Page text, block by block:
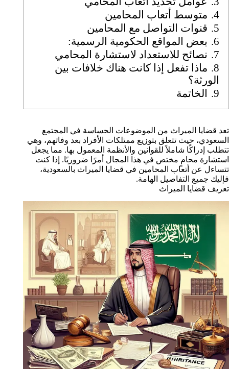
4. متوسط أتعاب المحامين
5.
قنوات التواصل مع المحامين
6.
بعض المواقع الحكومية الرسمية:
7.
نصائح للاستعداد لاستشارة المحامي
8. ماذا تفعل إذا كانت هناك خلافات بين
الورثة؟
9.
الخاتمة
تعد قضايا الميراث من الموضوعات الحساسة في المجتمع
السعودي، حيث تتعلق بتوزيع ممتلكات الأفراد بعد وفاتهم، وهي
تتطلب إدراكًا شاملاً للقوانين والأنظمة المعمول بها. مما يجعل
استشارة محامٍ مختص في هذا المجال أمرًا ضروريًا. إذا كنت
تتساءل عن أتعاب المحامين في قضايا الميراث بالسعودية،
فإليك جميع التفاصيل الهامة.
تعريف قضايا الميراث